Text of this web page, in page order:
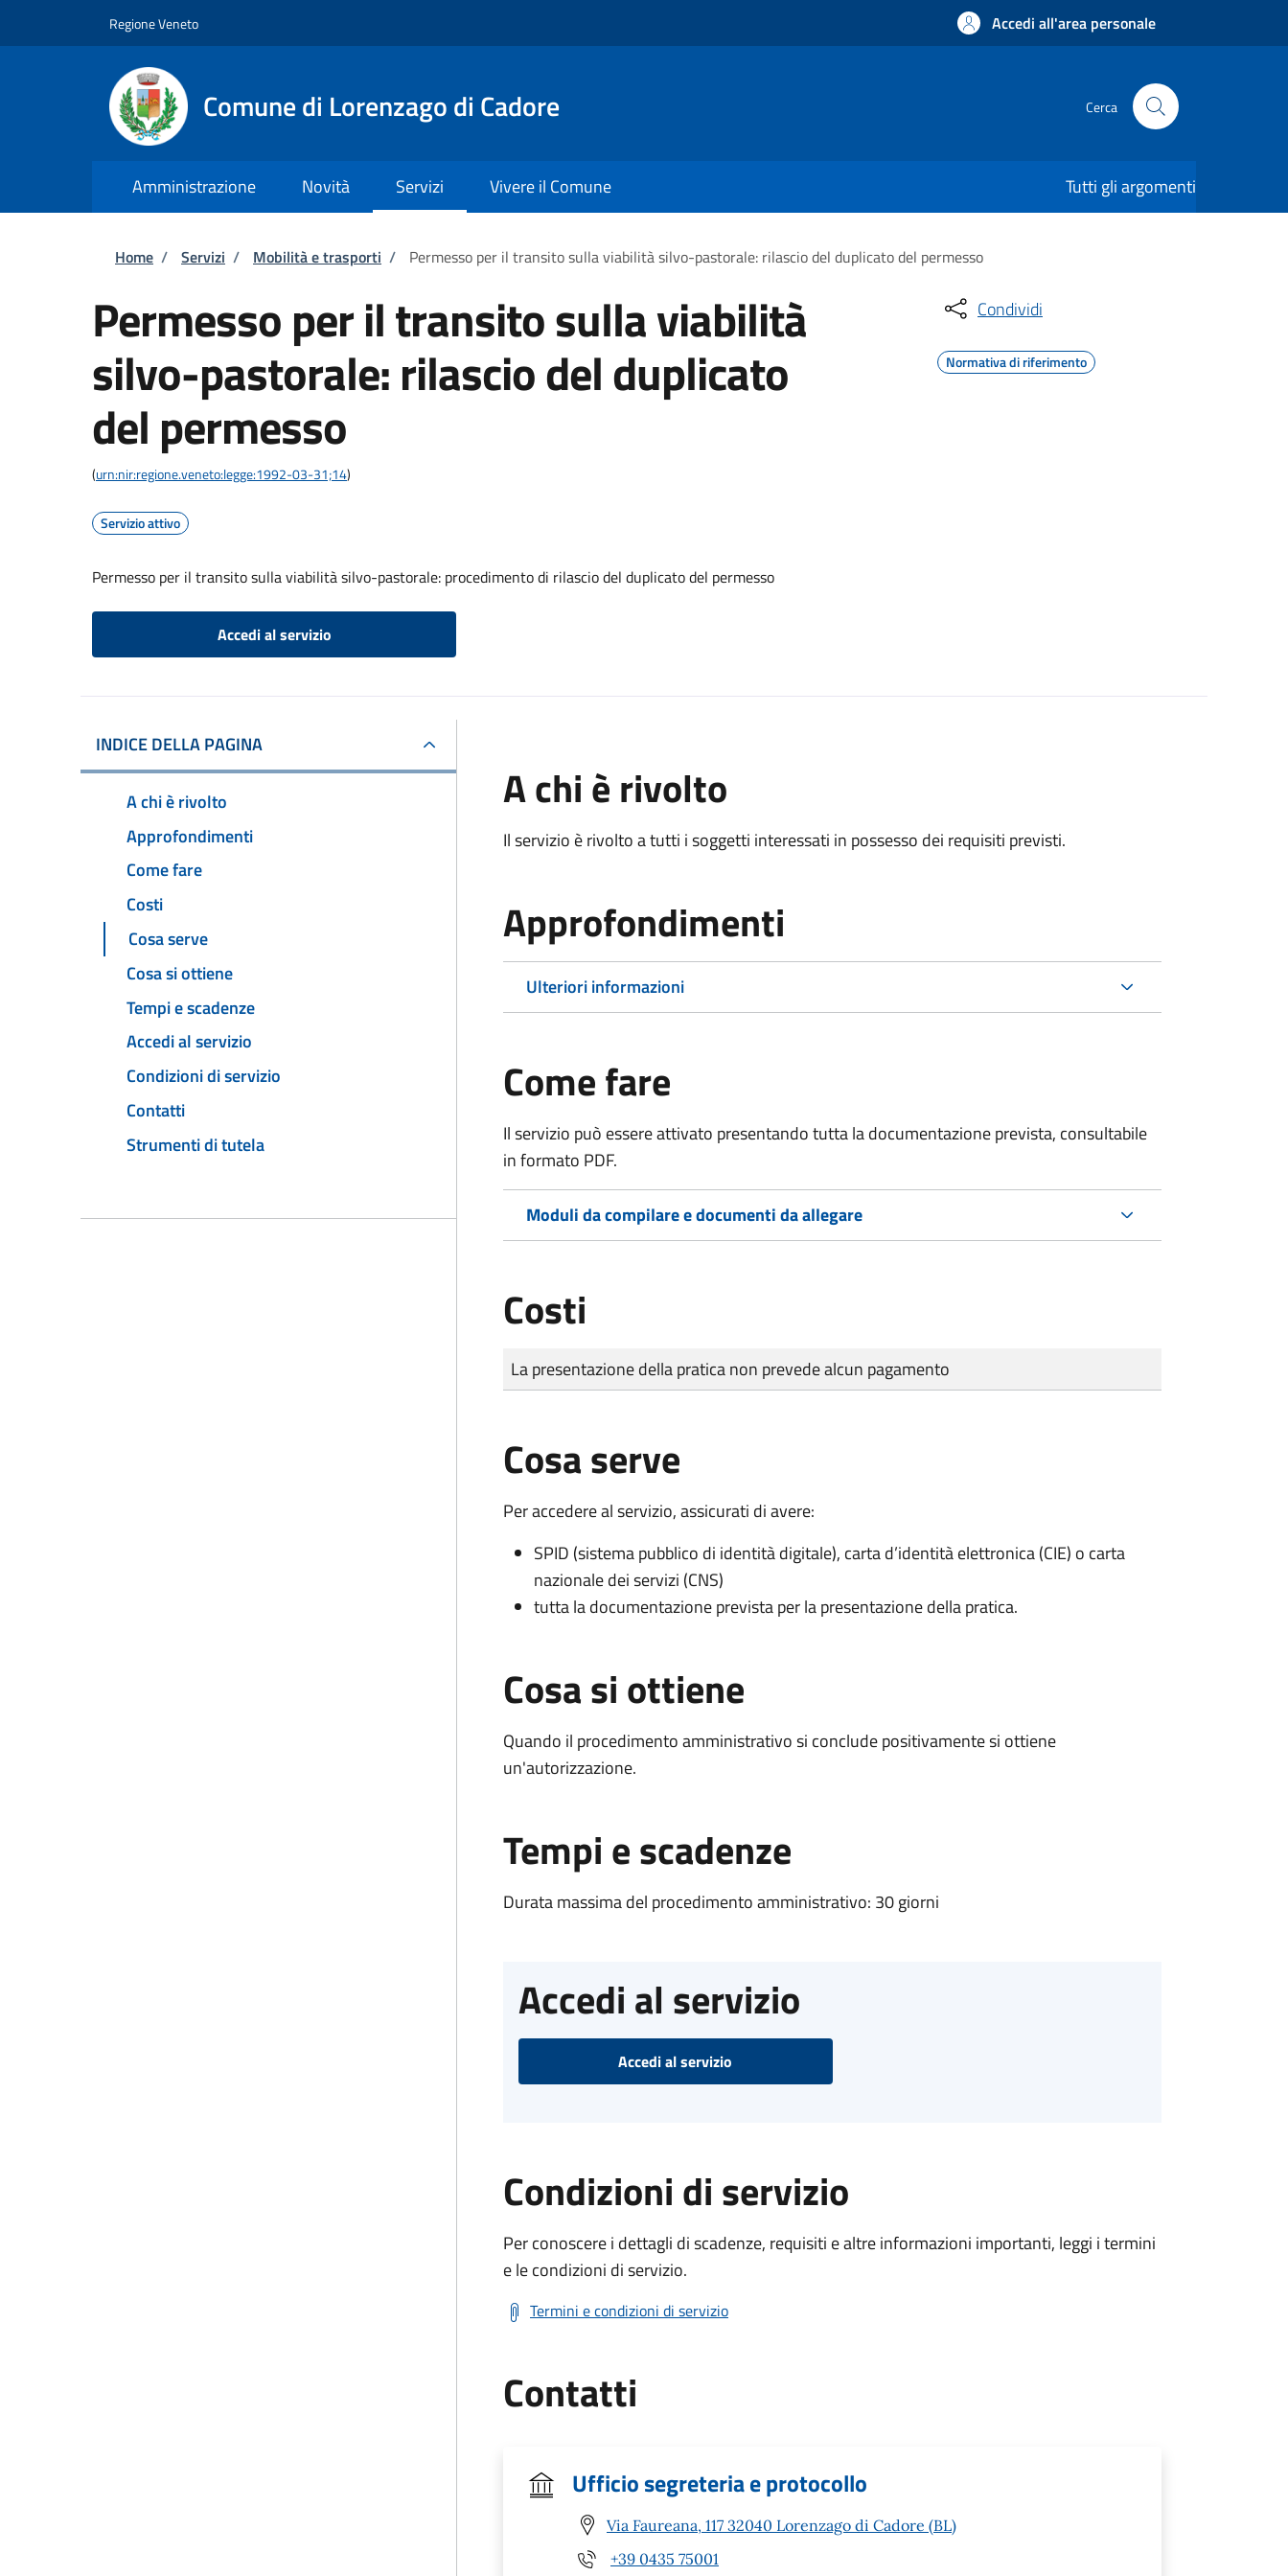
Regione Veneto Accedi all'area personale
Comune di Lorenzago di Cadore Cerca
Amministrazione Novità Servizi Vivere il Comune Tutti gli argomenti
Briciole di pane
Home / Servizi / Mobilità e trasporti / Permesso per il transito sulla viabilità silvo-pastorale: rilascio del duplicato del permesso
Permesso per il transito sulla viabilità
silvo-pastorale: rilascio del duplicato
del permesso
(urn:nir:regione.veneto:legge:1992-03-31;14)
Servizio attivo
Permesso per il transito sulla viabilità silvo-pastorale: procedimento di rilascio del duplicato del permesso
Accedi al servizio
Condividi
Normativa di riferimento
INDICE DELLA PAGINA
A chi è rivolto
Approfondimenti
Come fare
Costi
Cosa serve
Cosa si ottiene
Tempi e scadenze
Accedi al servizio
Condizioni di servizio
Contatti
Strumenti di tutela
A chi è rivolto
Il servizio è rivolto a tutti i soggetti interessati in possesso dei requisiti previsti.
Approfondimenti
Ulteriori informazioni
Come fare
Il servizio può essere attivato presentando tutta la documentazione prevista, consultabile
in formato PDF.
Moduli da compilare e documenti da allegare
Costi
Tipo di pagamento
Importo
La presentazione della pratica non prevede alcun pagamento
Cosa serve
Per accedere al servizio, assicurati di avere:
SPID (sistema pubblico di identità digitale), carta d’identità elettronica (CIE) o carta
nazionale dei servizi (CNS)
tutta la documentazione prevista per la presentazione della pratica.
Cosa si ottiene
Quando il procedimento amministrativo si conclude positivamente si ottiene
un'autorizzazione.
Tempi e scadenze
Durata massima del procedimento amministrativo: 30 giorni
Accedi al servizio
Accedi al servizio
Condizioni di servizio
Per conoscere i dettagli di scadenze, requisiti e altre informazioni importanti, leggi i termini
e le condizioni di servizio.
Termini e condizioni di servizio
Contatti
Ufficio segreteria e protocollo
Via Faureana, 117 32040 Lorenzago di Cadore (BL)
+39 0435 75001